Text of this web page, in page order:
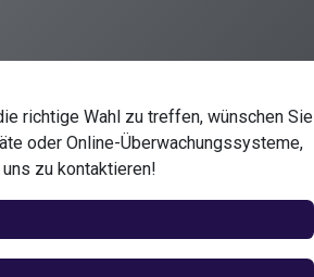
richtige Wahl zu treffen, wünschen Sie
oder Online-Überwachungssysteme,
zu kontaktieren!